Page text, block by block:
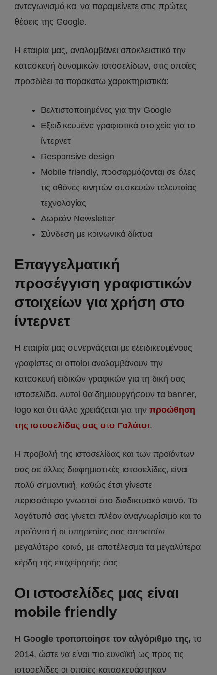
ανταγωνισμό και να παραμείνετε στις πρώτες
θέσεις της Google.
Η εταιρία μας, αναλαμβάνει αποκλειστικά την
κατασκευή δυναμικών ιστοσελίδων, στις οποίες
προσδίδει τα παρακάτω χαρακτηριστικά:
Βελτιστοποιημένες για την Google
Εξειδικευμένα γραφιστικά στοιχεία για το
ίντερνετ
Responsive design
Mobile friendly, προσαρμόζονται σε όλες
τις οθόνες κινητών συσκευών τελευταίας
τεχνολογίας
Δωρεάν Newsletter
Σύνδεση με κοινωνικά δίκτυα
Επαγγελματική
προσέγγιση γραφιστικών
στοιχείων για χρήση στο
ίντερνετ
Η εταιρία μας συνεργάζεται με εξειδικευμένους
γραφίστες οι οποίοι αναλαμβάνουν την
κατασκευή ειδικών γραφικών για τη δική σας
ιστοσελίδα. Αυτοί θα δημιουργήσουν τα banner,
logo και ότι άλλο χρειάζεται για την προώθηση
της ιστοσελίδας σας στο Γαλάτσι.
Η προβολή της ιστοσελίδας και των προϊόντων
σας σε άλλες διαφημιστικές ιστοσελίδες, είναι
πολύ σημαντική, καθώς έτσι γίνεστε
περισσότερο γνωστοί στο διαδικτυακό κοινό. Το
λογότυπό σας γίνεται πλέον αναγνωρίσιμο και τα
προϊόντα ή οι υπηρεσίες σας αποκτούν
μεγαλύτερο κοινό, με αποτέλεσμα τα μεγαλύτερα
κέρδη της επιχείρησής σας.
Οι ιστοσελίδες μας είναι
mobile friendly
Η Google τροποποίησε τον αλγόριθμό της, το
2014, ώστε να είναι πιο ευνοϊκή ως προς τις
ιστοσελίδες οι οποίες κατασκευάστηκαν